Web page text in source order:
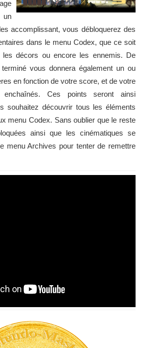
un
accomplissant, vous débloquerez des
dans le menu Codex, que ce soit
les décors ou encore les ennemis. De
vous donnera également un ou
en fonction de votre score, et de votre
Ces points seront ainsi
souhaitez découvrir tous les éléments
menu Codex. Sans oublier que le reste
ainsi que les cinématiques se
menu Archives pour tenter de remettre